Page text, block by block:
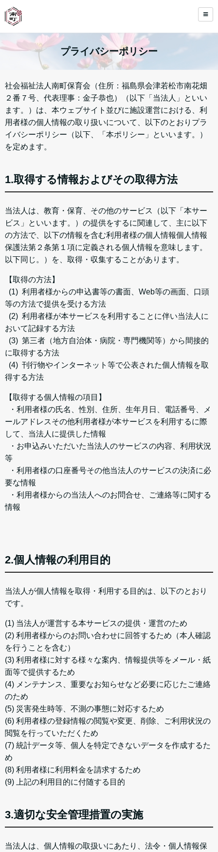
プライバシーポリシー
社会福祉法人南町保育会（住所：福島県会津若松市南花畑
２番７号、代表理事：金子恭也）（以下「当法人」といい
ます。）は、本ウェブサイト並びに施設運営における、利
用者様の個人情報の取り扱いについて、以下のとおりプラ
イバシーポリシー（以下、「本ポリシー」といいます。）
を定めます。
1.取得する情報およびその取得方法
当法人は、教育・保育、その他のサービス（以下「本サー
ビス」といいます。）の提供をするに関連して、主に以下
の方法で、以下の情報を含む利用者様の個人情報個人情報
保護法第２条第１項に定義される個人情報を意味します。
以下同じ。）を、取得・収集することがあります。
【取得の方法】
(1) 利用者様からの申込書等の書面、Web等の画面、口頭
等の方法で提供を受ける方法
(2) 利用者様が本サービスを利用することに伴い当法人に
おいて記録する方法
(3) 第三者（地方自治体・病院・専門機関等）から間接的
に取得する方法
(4) 刊行物やインターネット等で公表された個人情報を取
得する方法
【取得する個人情報の項目】
・利用者様の氏名、性別、住所、生年月日、電話番号、メ
ールアドレスその他利用者様が本サービスを利用するに際
して、当法人に提供した情報
・お申込みいただいた当法人のサービスの内容、利用状況
等
・利用者様の口座番号その他当法人のサービスの決済に必
要な情報
・利用者様からの当法人へのお問合せ、ご連絡等に関する
情報
2.個人情報の利用目的
当法人が個人情報を取得・利用する目的は、以下のとおり
です。
(1) 当法人が運営する本サービスの提供・運営のため
(2) 利用者様からのお問い合わせに回答するため（本人確認
を行うことを含む）
(3) 利用者様に対する様々な案内、情報提供等をメール・紙
面等で提供するため
(4) メンテナンス、重要なお知らせなど必要に応じたご連絡
のため
(5) 災害発生時等、不測の事態に対応するため
(6) 利用者様の登録情報の閲覧や変更、削除、ご利用状況の
閲覧を行っていただくため
(7) 統計データ等、個人を特定できないデータを作成するた
め
(8) 利用者様に利用料金を請求するため
(9) 上記の利用目的に付随する目的
3.適切な安全管理措置の実施
当法人は、個人情報の取扱いにあたり、法令・個人情報保